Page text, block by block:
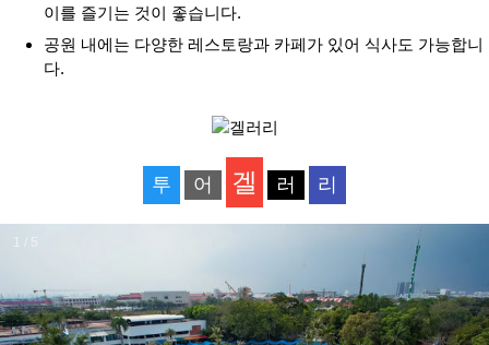
이를 즐기는 것이 좋습니다.
공원 내에는 다양한 레스토랑과 카페가 있어 식사도 가능합니
다.
투 어 겔 러 리
1 / 5